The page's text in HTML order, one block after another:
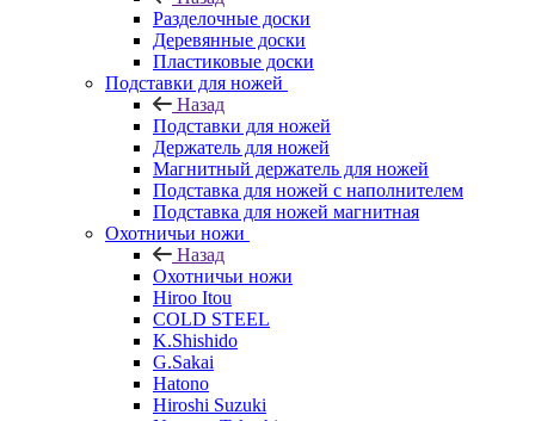
Разделочные доски
Деревянные доски
Пластиковые доски
Подставки для ножей
Назад
Подставки для ножей
Держатель для ножей
Магнитный держатель для ножей
Подставка для ножей с наполнителем
Подставка для ножей магнитная
Охотничьи ножи
Назад
Охотничьи ножи
Hiroo Itou
COLD STEEL
K.Shishido
G.Sakai
Hatono
Hiroshi Suzuki